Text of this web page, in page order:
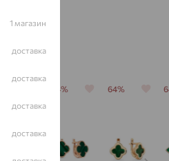
64% 64%
1 магазин
доставка
доставка
доставка
доставка